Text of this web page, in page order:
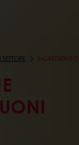
INGREDIENTI